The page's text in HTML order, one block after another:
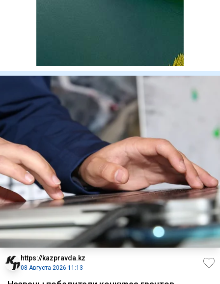
https://kazpravda.kz
08 Августа 2026 11:13